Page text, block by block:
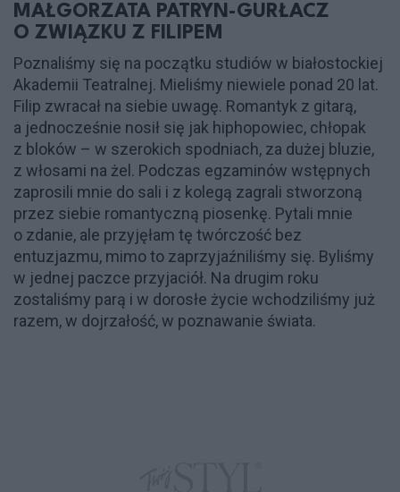
MAŁGORZATA PATRYN-GURŁACZ
O ZWIĄZKU Z FILIPEM
Poznaliśmy się na początku studiów w białostockiej
Akademii Teatralnej. Mieliśmy niewiele ponad 20 lat.
Filip zwracał na siebie uwagę. Romantyk z gitarą,
a jednocześnie nosił się jak hiphopowiec, chłopak
z bloków – w szerokich spodniach, za dużej bluzie,
z włosami na żel. Podczas egzaminów wstępnych
zaprosili mnie do sali i z kolegą zagrali stworzoną
przez siebie romantyczną piosenkę. Pytali mnie
o zdanie, ale przyjęłam tę twórczość bez
entuzjazmu, mimo to zaprzyjaźniliśmy się. Byliśmy
w jednej paczce przyjaciół. Na drugim roku
zostaliśmy parą i w dorosłe życie wchodziliśmy już
razem, w dojrzałość, w poznawanie świata.